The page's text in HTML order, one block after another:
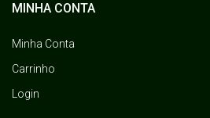
MINHA CONTA
Minha Conta
Carrinho
Login